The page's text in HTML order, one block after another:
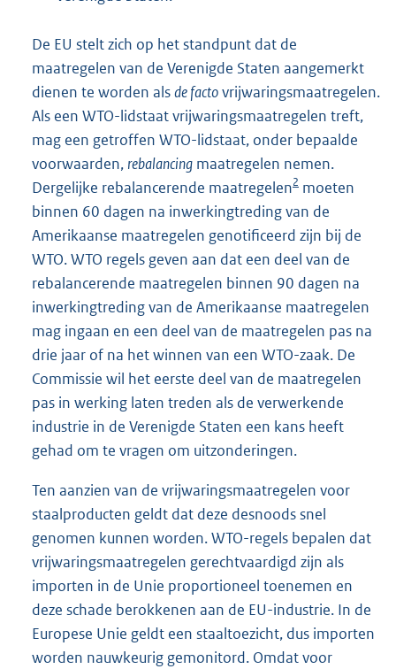
De EU stelt zich op het standpunt dat de
maatregelen van de Verenigde Staten aangemerkt
dienen te worden alsde factovrijwaringsmaatregelen.
Als een WTO-lidstaat vrijwaringsmaatregelen treft,
mag een getroffen WTO-lidstaat, onder bepaalde
voorwaarden, rebalancing maatregelen nemen.
Dergelijke rebalancerende maatregelen2 moeten
binnen 60 dagen na inwerkingtreding van de
Amerikaanse maatregelen genotificeerd zijn bij de
WTO. WTO regels geven aan dat een deel van de
rebalancerende maatregelen binnen 90 dagen na
inwerkingtreding van de Amerikaanse maatregelen
mag ingaan en een deel van de maatregelen pas na
drie jaar of na het winnen van een WTO-zaak. De
Commissie wil het eerste deel van de maatregelen
pas in werking laten treden als de verwerkende
industrie in de Verenigde Staten een kans heeft
gehad om te vragen om uitzonderingen.
Ten aanzien van de vrijwaringsmaatregelen voor
staalproducten geldt dat deze desnoods snel
genomen kunnen worden. WTO-regels bepalen dat
vrijwaringsmaatregelen gerechtvaardigd zijn als
importen in de Unie proportioneel toenemen en
deze schade berokkenen aan de EU-industrie. In de
Europese Unie geldt een staaltoezicht, dus importen
worden nauwkeurig gemonitord. Omdat voor